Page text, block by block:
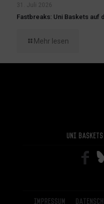
31. Juli 2026
Fastbreaks: Uni Baskets auf
Mehr lesen
Uni
Impressum